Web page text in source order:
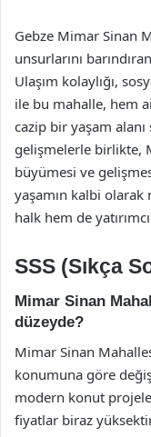
Gebze Mimar Sinan
unsurlarını
Ulaşım kolaylığı,
ile bu mahalle, hem
cazip bir yaşam
gelişmelerle birlikte,
büyümesi ve
yaşamın kalbi
halk hem de
SSS (Sıkça
Mimar Sinan
düzeyde?
Mimar Sinan
konumuna göre
modern konut
fiyatlar biraz